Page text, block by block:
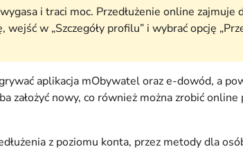
i traci moc. Przedłużenie online
w „Szczegóły profilu” i wybrać opcję
aplikacja mObywatel oraz e-dowód, a
założyć nowy, co również można zrobić
z poziomu konta, przez metody dla